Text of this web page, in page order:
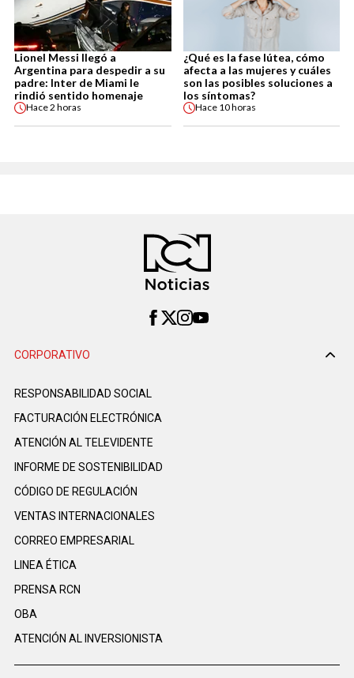
Lionel Messi llegó a
Argentina para despedir a su
padre: Inter de Miami le
rindió sentido homenaje
Hace2 horas
¿Qué es la fase lútea, cómo
afecta a las mujeres y cuáles
son las posibles soluciones a
los síntomas?
Hace 10 horas
CORPORATIVO
RESPONSABILIDAD SOCIAL
FACTURACIÓN ELECTRÓNICA
ATENCIÓN AL TELEVIDENTE
INFORME DE SOSTENIBILIDAD
CÓDIGO DE REGULACIÓN
VENTAS INTERNACIONALES
CORREO EMPRESARIAL
LINEA ÉTICA
PRENSA RCN
OBA
ATENCIÓN AL INVERSIONISTA